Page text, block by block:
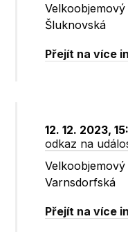
Šluknovská
Přejít na více
12. 12. 2023,
odkaz na
Varnsdorfská
Přejít na více